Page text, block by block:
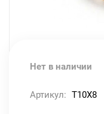
Нет в наличии
Артикул: T10X8